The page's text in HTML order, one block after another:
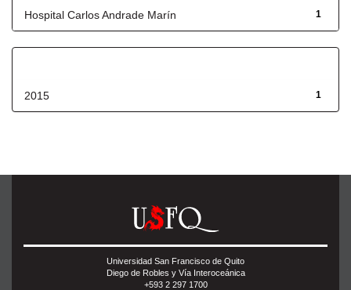
1
Hospital Carlos Andrade Marín
1
2015
Universidad San Francisco de Quito
Diego de Robles y Vía Interoceánica
+593 2 297 1700